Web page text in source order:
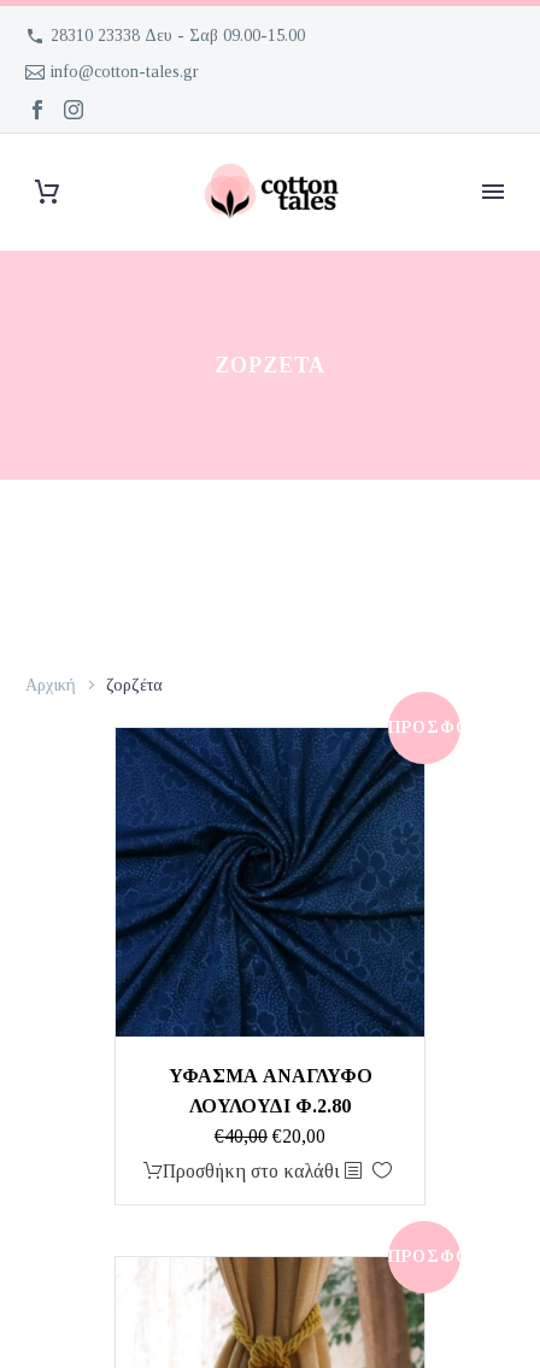
28310 23338 Δευ - Σαβ 09.00-15.00
info@cotton-tales.gr
ΖΟΡΖΈΤΑ
Αρχική ζορζέτα
ΠΡΟΣΦΟΡΆ!
ΥΦΑΣΜΑ ΑΝΑΓΛΥΦΟ
ΛΟΥΛΟΥΔΙ Φ.2.80
€40,00 Original
price
€20,00Η
τρέχουσα
€20,00.
Προσθήκη στο καλάθι
ΠΡΟΣΦΟΡΆ!